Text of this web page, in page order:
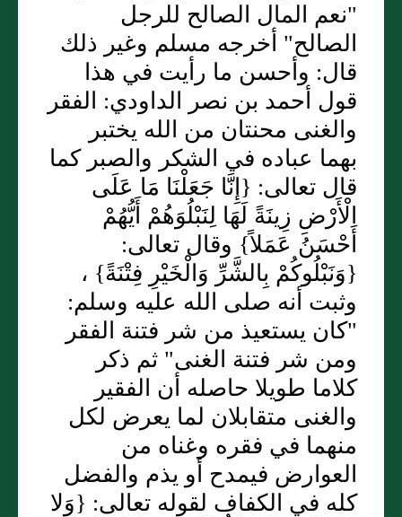
"نعم المال الصالح للرجل
الصالح" أخرجه مسلم وغير ذلك
قال: وأحسن ما رأيت في هذا
قول أحمد بن نصر الداودي: الفقر
والغنى محنتان من الله يختبر
بهما عباده في الشكر والصبر كما
قال تعالى: {إِنَّا جَعَلْنَا مَا عَلَى
الْأَرْضِ زِينَةً لَهَا لِنَبْلُوَهُمْ أَيُّهُمْ
أَحْسَنُ عَمَلاً} وقال تعالى:
{وَنَبْلُوكُمْ بِالشَّرِّ وَالْخَيْرِ فِتْنَةً} ،
وثبت أنه صلى الله عليه وسلم:
"كان يستعيذ من شر فتنة الفقر
ومن شر فتنة الغنى" ثم ذكر
كلاما طويلا حاصله أن الفقير
والغنى متقابلان لما يعرض لكل
منهما في فقره وغناه من
العوارض فيمدح أو يذم والفضل
كله في الكفاف لقوله تعالى: {وَلا